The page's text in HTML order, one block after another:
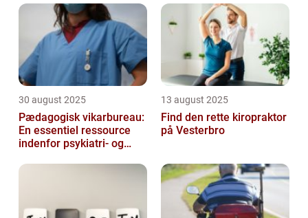
30 august 2025
Pædagogisk vikarbureau:
En essentiel ressource
indenfor psykiatri- og
13 august 2025
Find den rette kiropraktor
på Vesterbro